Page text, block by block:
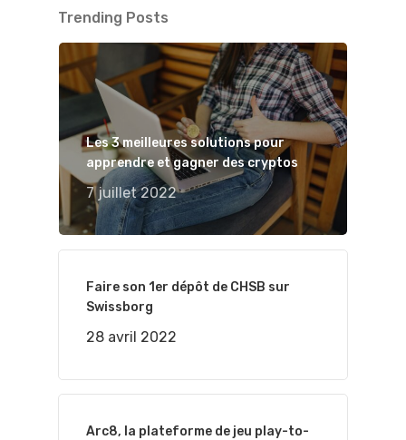
Trending Posts
Les 3 meilleures solutions pour
apprendre et gagner des cryptos
7 juillet 2022
Faire son 1er dépôt de CHSB sur
Swissborg
28 avril 2022
Arc8, la plateforme de jeu play-to-